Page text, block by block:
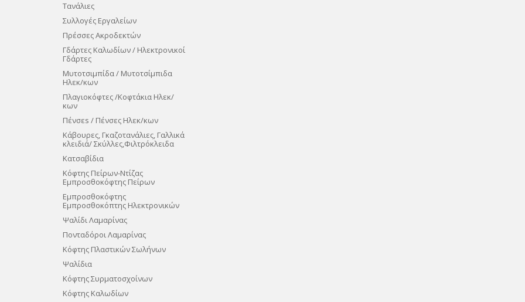
Τανάλιες
Συλλογές Εργαλείων
Πρέσσες Ακροδεκτών
Γδάρτες Καλωδίων / Ηλεκτρονικοί
Γδάρτες
Μυτοτσιμπίδα / Μυτοτσίμπιδα
Ηλεκ/κων
Πλαγιοκόφτες /Κοφτάκια Ηλεκ/
κων
Πένσεs / Πένσες Ηλεκ/κων
Κάβουρες, Γκαζοτανάλιες, Γαλλικά
κλειδιά/ Σκύλλες,Φιλτρόκλειδα
Κατσαβίδια
Κόφτης Πείρων-Nτίζας
Εμπροσθοκόφτης Πείρων
Εμπροσθοκόφτης
Εμπροσθοκόπτης Ηλεκτρονικών
Ψαλίδι Λαμαρίνας
Πονταδόροι Λαμαρίνας
Kόφτης Πλαστικών Σωλήνων
Ψαλίδια
Κόφτης Συρματοσχοίνων
Kόφτης Καλωδίων